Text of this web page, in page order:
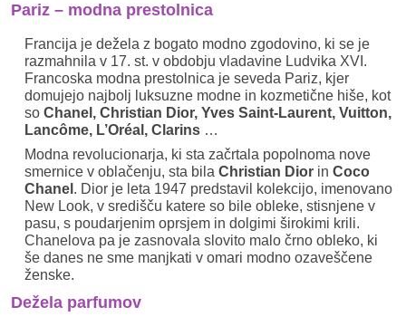
Pariz – modna prestolnica
Francija je dežela z bogato modno zgodovino, ki se je
razmahnila v 17. st. v obdobju vladavine Ludvika XVI.
Francoska modna prestolnica je seveda Pariz, kjer
domujejo najbolj luksuzne modne in kozmetične hiše, kot
so Chanel, Christian Dior, Yves Saint-Laurent, Vuitton,
Lancôme, L’Oréal, Clarins …
Modna revolucionarja, ki sta začrtala popolnoma nove
smernice v oblačenju, sta bila Christian Dior in Coco
Chanel . Dior je leta 1947 predstavil kolekcijo, imenovano
New Look, v središču katere so bile obleke, stisnjene v
pasu, s poudarjenim oprsjem in dolgimi širokimi krili.
Chanelova pa je zasnovala slovito malo črno obleko, ki
še danes ne sme manjkati v omari modno ozaveščene
ženske.
Dežela parfumov